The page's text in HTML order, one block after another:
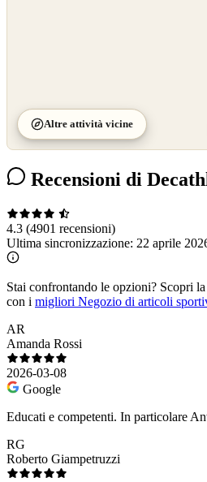
Altre attività vicine
Recensioni di
4.3 (4901 recensioni)
Ultima sincronizzazione: 22 aprile
Stai confrontando le opzioni? Scopri
con i migliori Negozio di articoli
AR
Amanda Rossi
2026-03-08
Google
Educati e competenti. In particolare
RG
Roberto Giampetruzzi